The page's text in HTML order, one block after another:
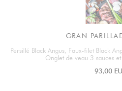
GRAN
Persillé Black Angus, Faux-filet Black
Onglet de veau 3 sauces
93,00